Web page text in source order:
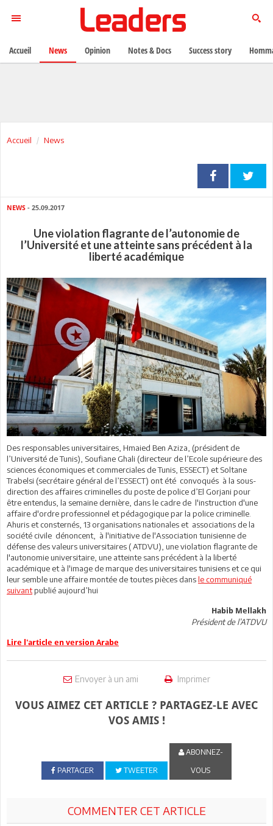
Accueil News
NEWS - 25.09.2017
Une violation flagrante de l’autonomie de
l’Université et une atteinte sans précédent à la
liberté académique
Des responsables universitaires, Hmaied Ben Aziza, (président de
l’Université de Tunis), Soufiane Ghali (directeur de l’Ecole supérieure des
sciences économiques et commerciales de Tunis, ESSECT) et Soltane
Trabelsi (secrétaire général de l’ESSECT) ont été convoqués à la sous-
direction des affaires criminelles du poste de police d’El Gorjani pour
être entendus, la semaine dernière, dans le cadre de l'instruction d'une
affaire d'ordre professionnel et pédagogique par la police criminelle.
Ahuris et consternés, 13 organisations nationales et associations de la
société civile dénoncent, à l'initiative de l'Association tunisienne de
défense des valeurs universitaires ( ATDVU), une violation flagrante de
l'autonomie universitaire, une atteinte sans précédent à la liberté
académique et à l'image de marque des universitaires tunisiens et ce qui
leur semble une affaire montée de toutes pièces dansle communiqué
suivantpublié aujourd’hui
Habib Mellakh
Président de l’ATDVU
Lire l'article en version Arabe
Envoyer à un ami Imprimer
VOUS AIMEZ CET ARTICLE ? PARTAGEZ-LE AVEC
VOS AMIS !
PARTAGER TWEETER
ABONNEZ-
VOUS
COMMENTER CET ARTICLE
Accueil News Opinion Notes & Docs Success story